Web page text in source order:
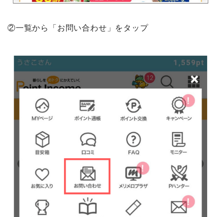
②一覧から「お問い合わせ」をタップ